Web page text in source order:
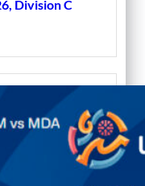
Division C